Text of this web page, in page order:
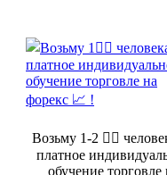
Возьму 1-2 🤵‍♂️
платное
обучение торговле